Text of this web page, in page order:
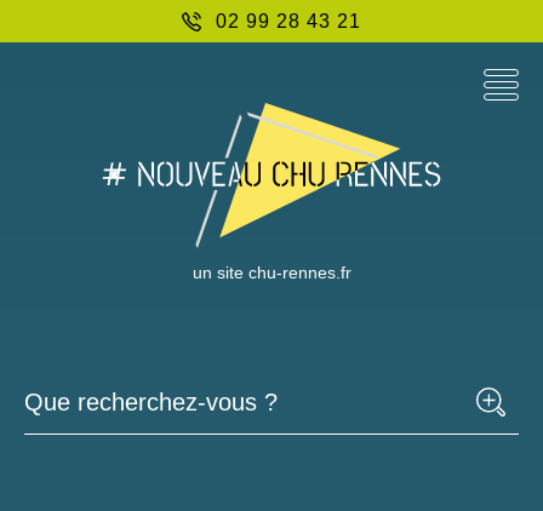
02 99 28 43 21
un site chu-rennes.fr
Que recherchez-vous ?